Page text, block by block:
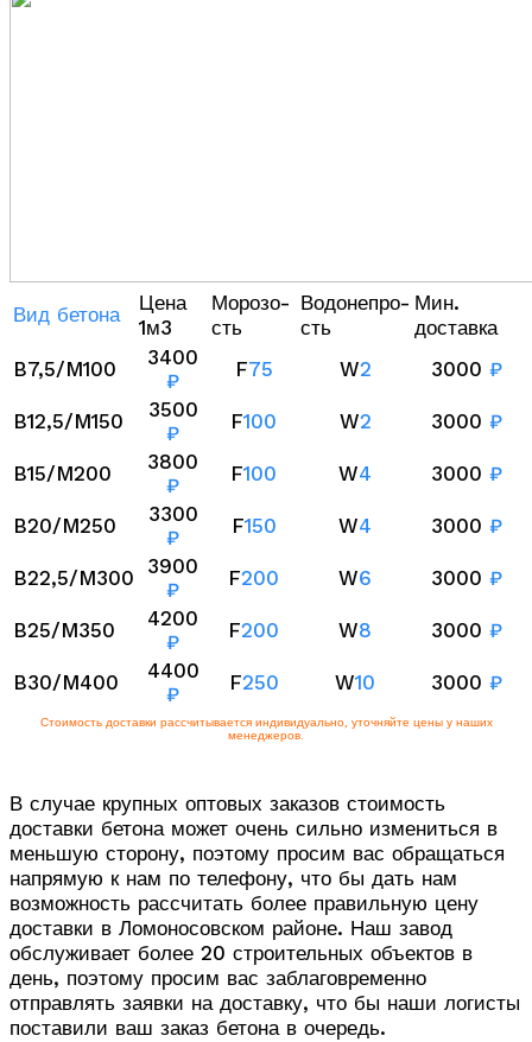
Вид бетона
Цена
1м3
Морозо-
сть
Водонепро-
сть
Мин.
доставка
B7,5/M100
3400
₽
F75 W2 3000 ₽
B12,5/M150
3500
₽
F100 W2 3000 ₽
B15/M200
3800
₽
F100 W4 3000 ₽
B20/M250
3300
₽
F150 W4 3000 ₽
B22,5/M300
3900
₽
F200 W6 3000 ₽
B25/M350
4200
₽
F200 W8 3000 ₽
B30/M400
4400
₽
F250 W10 3000 ₽
Стоимость доставки рассчитывается индивидуально, уточняйте цены у наших
менеджеров.
В случае крупных оптовых заказов стоимость
доставки бетона может очень сильно измениться в
меньшую сторону, поэтому просим вас обращаться
напрямую к нам по телефону, что бы дать нам
возможность рассчитать более правильную цену
доставки в Ломоносовском районе. Наш завод
обслуживает более 20 строительных объектов в
день, поэтому просим вас заблаговременно
отправлять заявки на доставку, что бы наши логисты
поставили ваш заказ бетона в очередь.